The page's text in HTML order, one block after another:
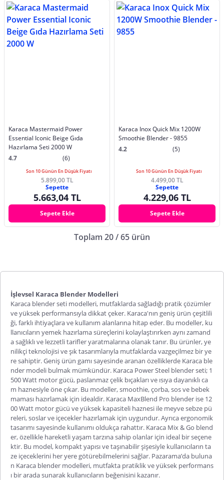
Karaca Mastermaid Power
Essential Iconic Beige Gıda
Hazırlama Seti 2000 W
4.7
(6)
Son 10 Günün En Düşük Fiyatı
5.899,00 TL
Sepette
5.663,04 TL
Sepete Ekle
Karaca Inox Quick Mix 1200W
Smoothie Blender - 9855
4.2
(5)
Son 10 Günün En Düşük Fiyatı
4.499,00 TL
Sepette
4.229,06 TL
Sepete Ekle
Toplam 20 / 65 ürün
İşlevsel Karaca Blender Modelleri
Karaca blender seti modelleri, mutfaklarda sağladığı pratik çözümler
ve yüksek performansıyla dikkat çeker. Karaca'nın geniş ürün çeşitlili
ği, farklı ihtiyaçlara ve kullanım alanlarına hitap eder. Bu modeller, ku
llanıcıların yemek hazırlama süreçlerini kolaylaştırırken aynı zamand
a sağlıklı ve lezzetli tarifler yaratmalarına olanak tanır. Bu ürünler, ye
nilikçi teknolojisi ve şık tasarımlarıyla mutfaklarda vazgeçilmez bir ye
re sahiptir. Geniş ürün gamı sayesinde aranan özelliklerde Karaca ble
nder modeli bulmak mümkündür. Karaca Power Steel blender seti; 1
500 Watt motor gücü, paslanmaz çelik bıçakları ve ısıya dayanıklı ca
m haznesiyle öne çıkar. Bu modeller, smoothie, çorba, sos ve bebek
maması hazırlamak için idealdir. Karaca MaxBlend Pro blender ise 12
00 Watt motor gücü ve yüksek kapasiteli haznesi ile meyve sebze pü
releri, soslar ve içecekler hazırlamak için uygundur. Ayrıca ergonomik
tasarımı sayesinde kullanımı oldukça rahattır. Karaca Mix & Go blend
er, özellikle hareketli yaşam tarzına sahip olanlar için ideal bir seçene
ktir. Bu model, kompakt yapısı ve taşınabilir şişesiyle kullanıcıların ta
ze içeceklerini her yere götürebilmelerini sağlar. Pazarama’da buluna
n Karaca blender modelleri, mutfakta pratiklik ve yüksek performans
ı bir arada sunarak kullanıcıların beğenisini kazanır.